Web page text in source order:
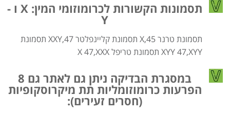
תסמונות הקשורות לכרומוזומי המין: X ו -
Y
תסמונת טרנר 45,X תסמונת קליינפלטר 47,XXY תסמונת
XYY 47,XYY תסמונת טריפל X 47,XXX
במסגרת הבדיקה ניתן גם לאתר גם 8
הפרעות כרומוזומליות תת מיקרוסקופיות
(חסרים זעירים):